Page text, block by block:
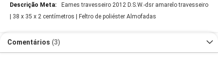
Eames travesseiro 2012 D.S.W.-dsr amarelo travesseiro
| 38 x 35 x 2 centímetros | Feltro de poliéster Almofadas
Comentários 3